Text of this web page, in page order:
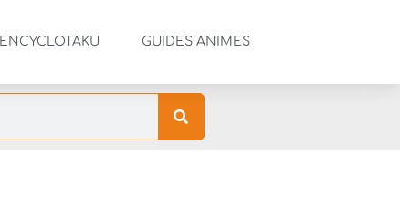
ENCYCLOTAKU GUIDES ANIMES